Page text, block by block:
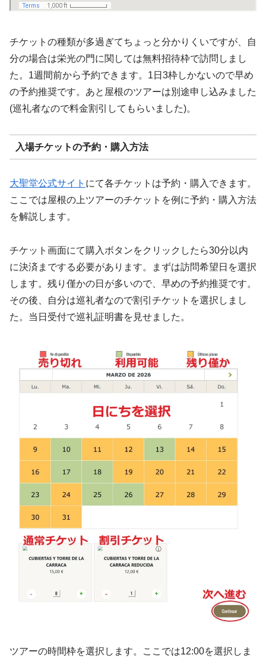
チケットの種類が多過ぎてちょっと分かりくいですが、自
分の場合は栄光の門に関しては無料招待枠で訪問しまし
た。1週間前から予約できます。1日3枠しかないので早め
の予約推奨です。あと屋根のツアーは別途申し込みました
(巡礼者なので料金割引してもらいました)。
入場チケットの予約・購入方法
大聖堂公式サイト にて各チケットは予約・購入できます。
ここでは屋根の上ツアーのチケットを例に予約・購入方法
を解説します。
チケット画面にて購入ボタンをクリックしたら30分以内
に決済までする必要があります。まずは訪問希望日を選択
します。残り僅かの日が多いので、早めの予約推奨です。
その後、自分は巡礼者なので割引チケットを選択しまし
た。当日受付で巡礼証明書を見せました。
ツアーの時間枠を選択します。ここでは12:00を選択しま